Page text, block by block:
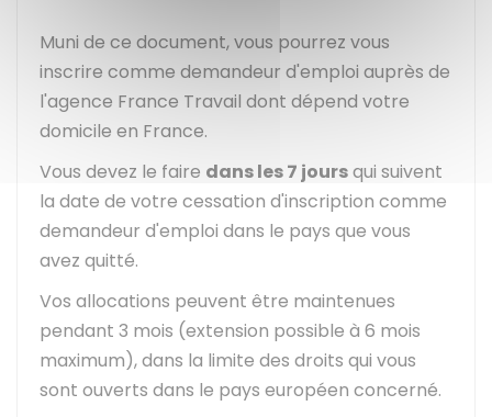
Muni de ce document, vous pourrez vous
inscrire comme demandeur d'emploi auprès de
l'agence France Travail dont dépend votre
domicile en France.
Vous devez le faire dans les 7 joursqui suivent
la date de votre cessation d'inscription comme
demandeur d'emploi dans le pays que vous
avez quitté.
Vos allocations peuvent être maintenues
pendant 3 mois (extension possible à 6 mois
maximum), dans la limite des droits qui vous
sont ouverts dans le pays européen concerné.